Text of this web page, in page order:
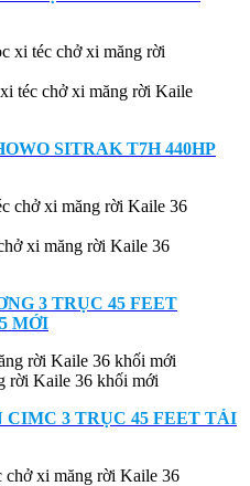
téc chở xi măng rời Kaile
SITRAK T7H 440HP
xi măng rời Kaile 36
3 TRỤC 45 FEET
MỚI
rời Kaile 36 khối mới
CIMC 3 TRỤC 45 FEET TẢI